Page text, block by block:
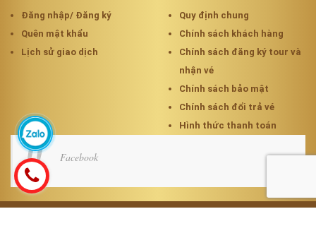
Đăng nhập/ Đăng ký
Quên mật khẩu
Lịch sử giao dịch
Quy định chung
Chính sách khách hàng
Chính sách đăng ký tour và
nhận vé
Chính sách bảo mật
Chính sách đổi trả vé
Hình thức thanh toán
Facebook